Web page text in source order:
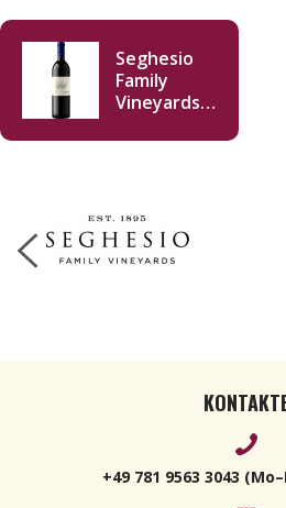
Seghesio
Family
Vineyards
Zinfandel
+49 781 9563 3043